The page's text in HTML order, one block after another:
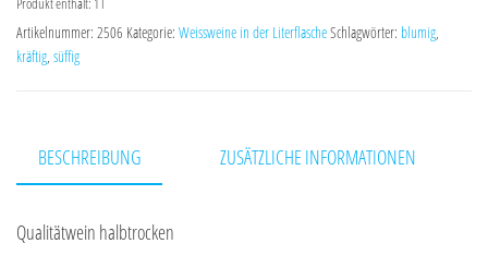
Artikelnummer: 2506 Kategorie: Weissweine in der LiterflascheSchlagwörter: blumig
kräftig süffig
BESCHREIBUNG ZUSÄTZLICHE INFORMATIONEN
Qualitätwein halbtrocken